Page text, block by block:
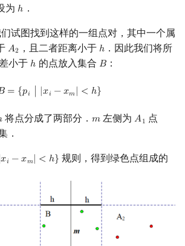
同余方程
二次剩余
阶 & 原根
离散对数
高次剩余 & 单位根
数论分块
狄利克雷卷积
莫比乌斯反演
指数生成函数
树
摊
为 ℎ
h ．
试图找到这样的一组点对，其中一个属
𝐴2
A2 ，且二者距离小于 ℎ
h ．因此我们将所
小于 ℎ
h 的点放入集合 𝐵
B：
= {𝑝𝑖 ∣ |𝑥𝑖 −𝑥𝑚| < ℎ}
B ={p |x −x m < h}
将点分成了两部分．𝑚
m 左侧为𝐴1
A1 点
．
𝑥𝑖 −𝑥𝑚| < ℎ}
−xm| <h} 规则，得到绿色点组成的